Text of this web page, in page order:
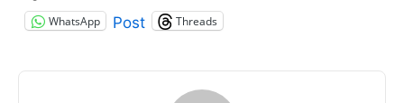
WhatsApp Post Threads